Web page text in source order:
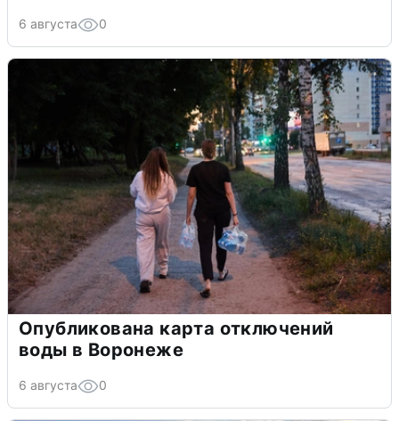
6 августа 0
Опубликована карта отключений
воды в Воронеже
6 августа 0